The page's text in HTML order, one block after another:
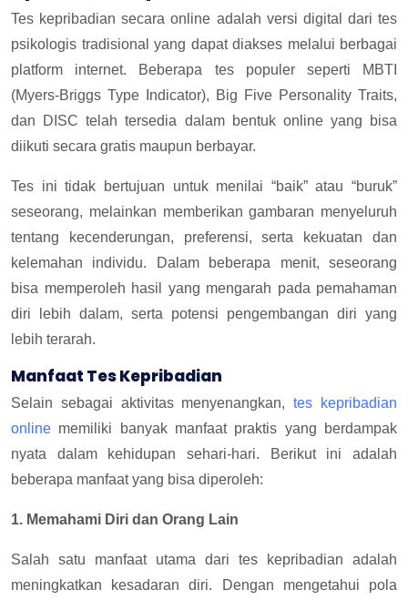
Tes kepribadian secara online adalah versi digital dari tes
psikologis tradisional yang dapat diakses melalui berbagai
platform internet. Beberapa tes populer seperti MBTI
(Myers-Briggs Type Indicator), Big Five Personality Traits,
dan DISC telah tersedia dalam bentuk online yang bisa
diikuti secara gratis maupun berbayar.
Tes ini tidak bertujuan untuk menilai “baik” atau “buruk”
seseorang, melainkan memberikan gambaran menyeluruh
tentang kecenderungan, preferensi, serta kekuatan dan
kelemahan individu. Dalam beberapa menit, seseorang
bisa memperoleh hasil yang mengarah pada pemahaman
diri lebih dalam, serta potensi pengembangan diri yang
lebih terarah.
Manfaat Tes Kepribadian
Selain sebagai aktivitas menyenangkan,tes kepribadian
online memiliki banyak manfaat praktis yang berdampak
nyata dalam kehidupan sehari-hari. Berikut ini adalah
beberapa manfaat yang bisa diperoleh:
1. Memahami Diri dan Orang Lain
Salah satu manfaat utama dari tes kepribadian adalah
meningkatkan kesadaran diri. Dengan mengetahui pola